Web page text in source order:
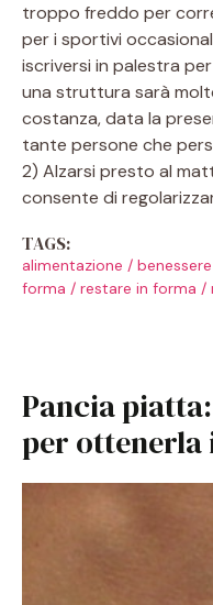
troppo freddo per
per i sportivi
iscriversi in palestra
una struttura sarà
costanza, data la
tante persone che
2) Alzarsi presto al
consente di
TAGS:
alimentazione / benessere
forma / restare in forma /
Pancia
per ottenerla